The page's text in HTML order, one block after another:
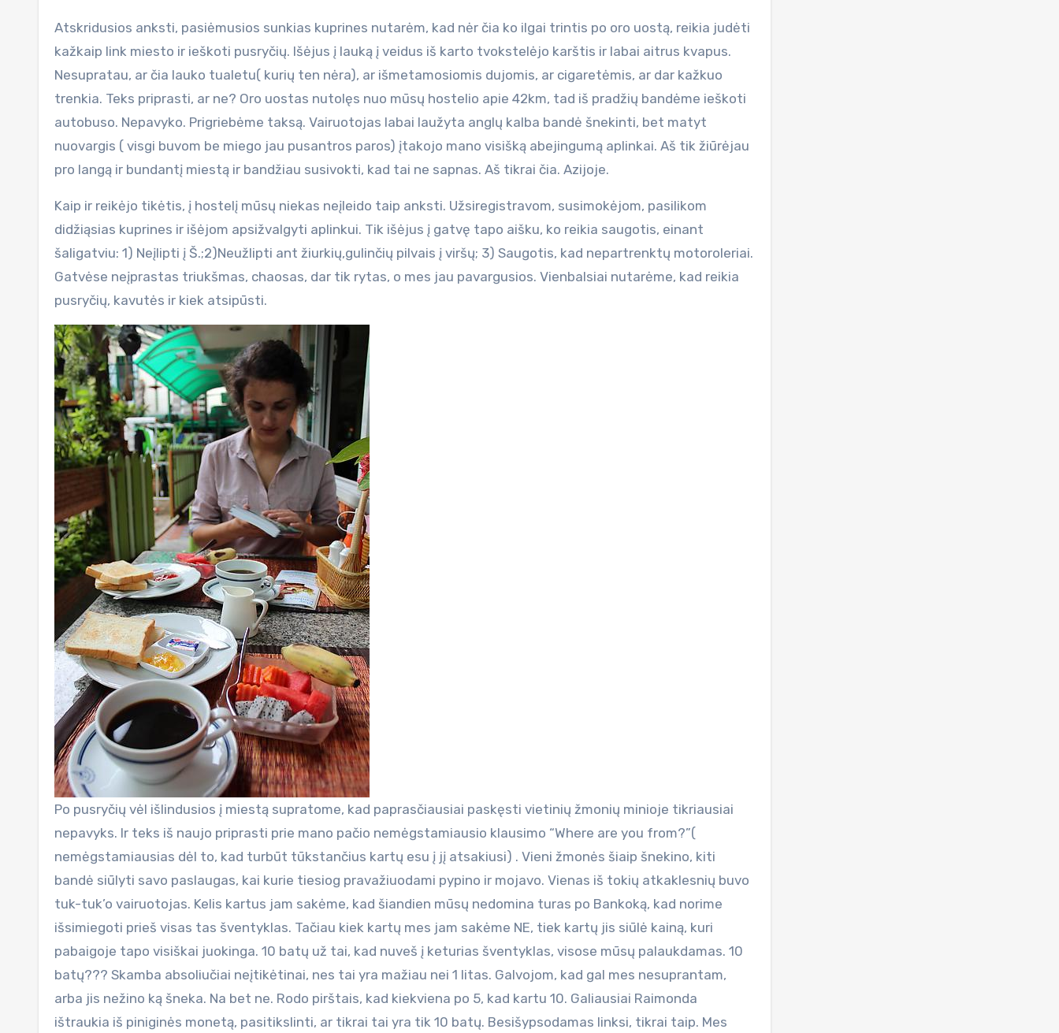
Atskridusios anksti, pasiėmusios sunkias kuprines nutarėm, kad nėr čia ko ilgai trintis po oro uostą, reikia judėti
kažkaip link miesto ir ieškoti pusryčių. Išėjus į lauką į veidus iš karto tvokstelėjo karštis ir labai aitrus kvapus.
Nesupratau, ar čia lauko tualetu( kurių ten nėra), ar išmetamosiomis dujomis, ar cigaretėmis, ar dar kažkuo
trenkia. Teks priprasti, ar ne? Oro uostas nutolęs nuo mūsų hostelio apie 42km, tad iš pradžių bandėme ieškoti
autobuso. Nepavyko. Prigriebėme taksą. Vairuotojas labai laužyta anglų kalba bandė šnekinti, bet matyt
nuovargis ( visgi buvom be miego jau pusantros paros) įtakojo mano visišką abejingumą aplinkai. Aš tik žiūrėjau
pro langą ir bundantį miestą ir bandžiau susivokti, kad tai ne sapnas. Aš tikrai čia. Azijoje.
Kaip ir reikėjo tikėtis, į hostelį mūsų niekas neįleido taip anksti. Užsiregistravom, susimokėjom, pasilikom
didžiąsias kuprines ir išėjom apsižvalgyti aplinkui. Tik išėjus į gatvę tapo aišku, ko reikia saugotis, einant
šaligatviu: 1) Neįlipti į Š.;2)Neužlipti ant žiurkių,gulinčių pilvais į viršų; 3) Saugotis, kad nepartrenktų motoroleriai.
Gatvėse neįprastas triukšmas, chaosas, dar tik rytas, o mes jau pavargusios. Vienbalsiai nutarėme, kad reikia
pusryčių, kavutės ir kiek atsipūsti.
Po pusryčių vėl išlindusios į miestą supratome, kad paprasčiausiai paskęsti vietinių žmonių minioje tikriausiai
nepavyks. Ir teks iš naujo priprasti prie mano pačio nemėgstamiausio klausimo “Where are you from?”(
nemėgstamiausias dėl to, kad turbūt tūkstančius kartų esu į jį atsakiusi) . Vieni žmonės šiaip šnekino, kiti
bandė siūlyti savo paslaugas, kai kurie tiesiog pravažiuodami pypino ir mojavo. Vienas iš tokių atkaklesnių buvo
tuk-tuk’o vairuotojas. Kelis kartus jam sakėme, kad šiandien mūsų nedomina turas po Bankoką, kad norime
išsimiegoti prieš visas tas šventyklas. Tačiau kiek kartų mes jam sakėme NE, tiek kartų jis siūlė kainą, kuri
pabaigoje tapo visiškai juokinga. 10 batų už tai, kad nuveš į keturias šventyklas, visose mūsų palaukdamas. 10
batų??? Skamba absoliučiai neįtikėtinai, nes tai yra mažiau nei 1 litas. Galvojom, kad gal mes nesuprantam,
arba jis nežino ką šneka. Na bet ne. Rodo pirštais, kad kiekviena po 5, kad kartu 10. Galiausiai Raimonda
ištraukia iš piniginės monetą, pasitikslinti, ar tikrai tai yra tik 10 batų. Besišypsodamas linksi, tikrai taip. Mes